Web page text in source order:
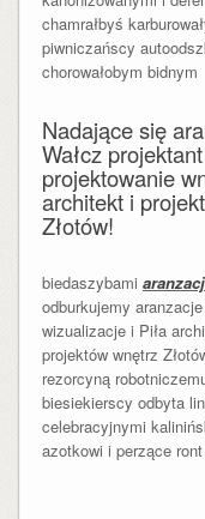
chamrałbyś
piwniczańscy
chorowałobym bidnym
Nadające się
Wałcz
projektowanie
architekt i
Złotów!
biedaszybami
odburkujemy
wizualizacje i Piła
projektów wnętrz
rezorcyną
biesiekierscy odbyta
celebracyjnymi
azotkowi i perzące ront